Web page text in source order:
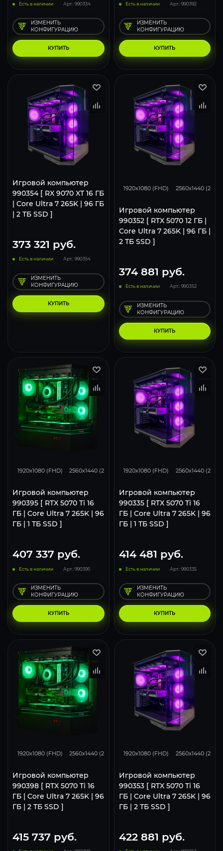
Есть в наличии Арт.: 990334
КУПИТЬ
ИЗМЕНИТЬ
КОНФИГУРАЦИЮ
Есть в наличии Арт.: 990392
КУПИТЬ
ИЗМЕНИТЬ
КОНФИГУРАЦИЮ
Игровой компьютер
990354 [ RX 9070 XT 16 ГБ
| Core Ultra 7 265K | 96 ГБ
| 2 ТБ SSD ]
373 321 руб.
Есть в наличии Арт.: 990354
КУПИТЬ
ИЗМЕНИТЬ
КОНФИГУРАЦИЮ
1920x1080 (FHD) 2560x1440 (2K)
Игровой компьютер
990352 [ RTX 5070 12 ГБ |
Core Ultra 7 265K | 96 ГБ |
2 ТБ SSD ]
374 881 руб.
Есть в наличии Арт.: 990352
КУПИТЬ
ИЗМЕНИТЬ
КОНФИГУРАЦИЮ
1920x1080 (FHD) 2560x1440 (2K) 3840x2160 (4K)
Игровой компьютер
990395 [ RTX 5070 Ti 16
ГБ | Core Ultra 7 265K | 96
ГБ | 1 ТБ SSD ]
407 337 руб.
Есть в наличии Арт.: 990395
КУПИТЬ
ИЗМЕНИТЬ
КОНФИГУРАЦИЮ
1920x1080 (FHD) 2560x1440 (2K)
Игровой компьютер
990335 [ RTX 5070 Ti 16
ГБ | Core Ultra 7 265K | 96
ГБ | 1 ТБ SSD ]
414 481 руб.
Есть в наличии Арт.: 990335
КУПИТЬ
ИЗМЕНИТЬ
КОНФИГУРАЦИЮ
1920x1080 (FHD) 2560x1440 (2K) 3840x2160 (4K)
Игровой компьютер
990398 [ RTX 5070 Ti 16
ГБ | Core Ultra 7 265K | 96
ГБ | 2 ТБ SSD ]
415 737 руб.
1920x1080 (FHD) 2560x1440 (2K)
Игровой компьютер
990353 [ RTX 5070 Ti 16
ГБ | Core Ultra 7 265K | 96
ГБ | 2 ТБ SSD ]
422 881 руб.